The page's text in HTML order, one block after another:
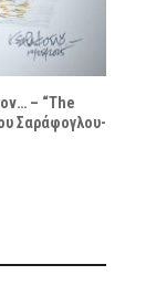
– “The
Σαράφογλου-